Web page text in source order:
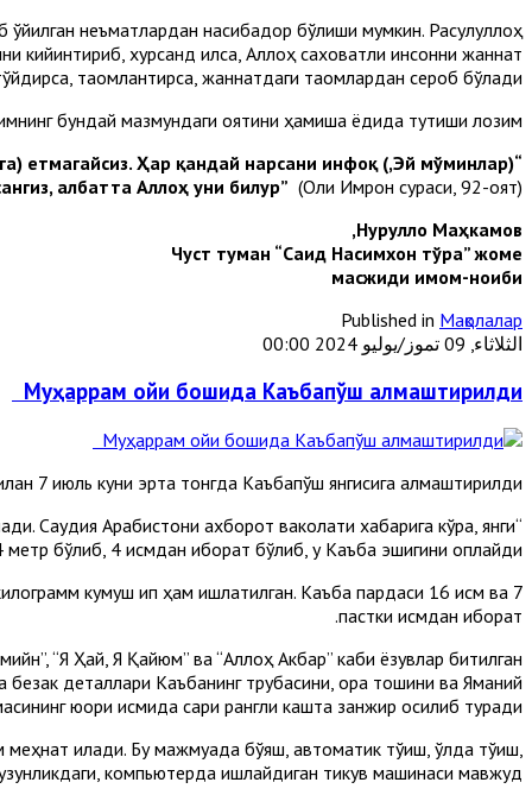
неъматлардан насибадор бўлиши мумкин. Расулуллоҳ
кийинтириб, хурсанд қилса, Аллоҳ саховатли инсонни жаннат
таомлантирса, жаннатдаги таомлардан сероб бўлади”.
бундай мазмундаги оятини ҳамиша ёдида тутиши лозим:
етмагайсиз. Ҳар қандай нарсани инфоқ
албатта Аллоҳ уни билур” (Оли Имрон сураси, 92-оят).
Нурулло Маҳкамов,
Чуст туман “Саид Насимхон тўра” жоме
масжиди имом-ноиби
Published in Мақолалар
الثلاثاء, 09 تموز/يوليو 2024 00:00
Муҳаррам ойи бошида Каъбапўш алмаштирилди
7 июль куни эрта тонгда Каъбапўш янгисига алмаштирилди.
Саудия Aрабистони ахборот ваколати хабарига кўра, янги
бўлиб, 4 қисмдан иборат бўлиб, у Каъба эшигини қоплайди.
кумуш ип ҳам ишлатилган. Каъба пардаси 16 қисм ва 7
пастки қисмдан иборат.
“Я Ҳай, Я Қайюм” ва “Aллоҳ Aкбар” каби ёзувлар битилган
деталлари Каъбанинг трубасини, қора тошини ва Яманий
юқори қисмида сариқ рангли кашта занжир осилиб туради.
қилади. Бу мажмуада бўяш, автоматик тўқиш, қўлда тўқиш,
компьютерда ишлайдиган тикув машинаси мавжуд.